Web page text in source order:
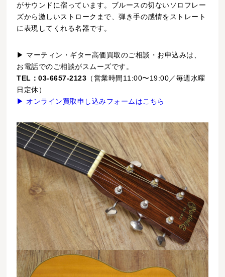
がサウンドに宿っています。ブルースの切ないソロフレー
ズから激しいストロークまで、弾き手の感情をストレート
に表現してくれる名器です。
▶ マーティン・ギター高価買取のご相談・お申込みは、
お電話でのご相談がスムーズです。
TEL：03-6657-2123 （営業時間11:00〜19:00／毎週水曜
日定休）
▶ オンライン買取申し込みフォームはこちら